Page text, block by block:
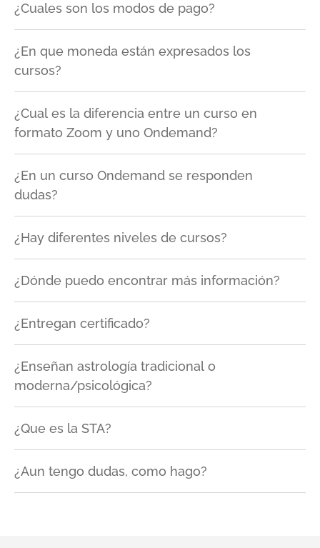
¿Cuales son los modos de pago?
¿En que moneda están expresados los
cursos?
¿Cual es la diferencia entre un curso en
formato Zoom y uno Ondemand?
¿En un curso Ondemand se responden
dudas?
¿Hay diferentes niveles de cursos?
¿Dónde puedo encontrar más información?
¿Entregan certificado?
¿Enseñan astrología tradicional o
moderna/psicológica?
¿Que es la STA?
¿Aun tengo dudas, como hago?